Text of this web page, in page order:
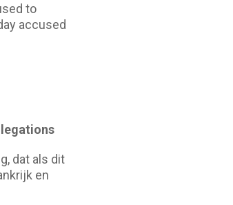
to
accused
dat als dit
en